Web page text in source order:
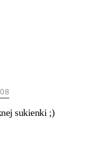
sukienki ;)